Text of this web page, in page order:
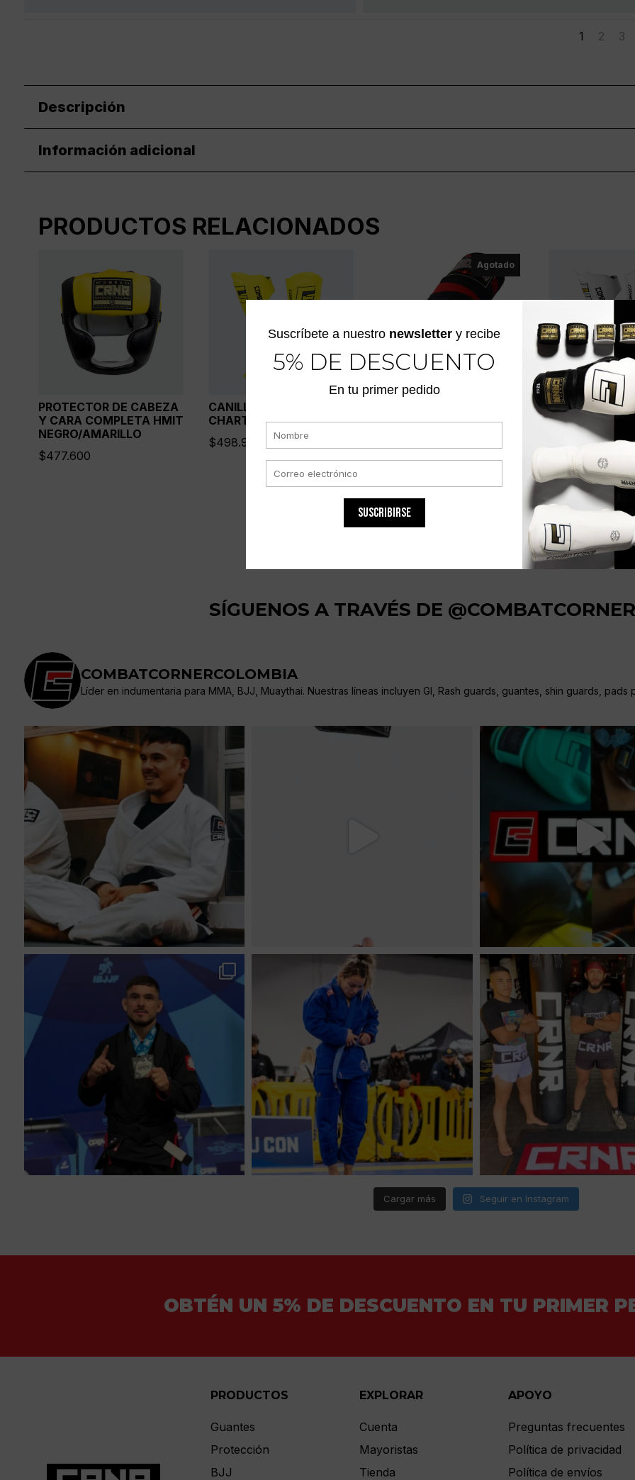
1 2 3
Descripción
Información adicional
PRODUCTOS RELACIONADOS
PROTECTOR DE CABEZA
Y CARA COMPLETA HMIT
NEGRO/AMARILLO
$477.600
CANILLERAS HMIT
CHARTREUSE
$498.900
Agotado
4.6 METROS
CANILLERAS
BLANCAS
498.900
SÍGUENOS A TRAVÉS DE
COMBATCORNERCOLOMBIA
Líder en indumentaria para MMA, BJJ, Muaythai. Nuestras líneas incluyen GI, Rash guards, guantes, shin guards, pads
Cargar más Seguir en Instagram
OBTÉN UN 5% DE DESCUENTO EN TU PRIMER
PRODUCTOS
Guantes
Protección
BJJ
EXPLORAR
Cuenta
Mayoristas
Tienda
APOYO
Preguntas frecuentes
Política de privacidad
Política de envíos
Suscríbete a nuestro newsletter y recibe
5% DE DESCUENTO
En tu primer pedido
SUSCRIBIRSE